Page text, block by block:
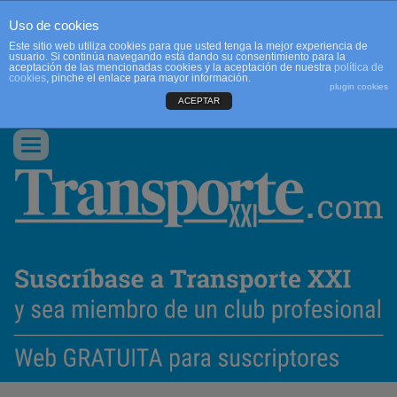
CONTACTO
Conmutar
navegación
Uso de cookies
Este sitio web utiliza cookies para que usted tenga la mejor experiencia de
usuario. Si continúa navegando está dando su consentimiento para la
aceptación de las mencionadas cookies y la aceptación de nuestra política de
cookies, pinche el enlace para mayor información.
plugin cookies
ACEPTAR